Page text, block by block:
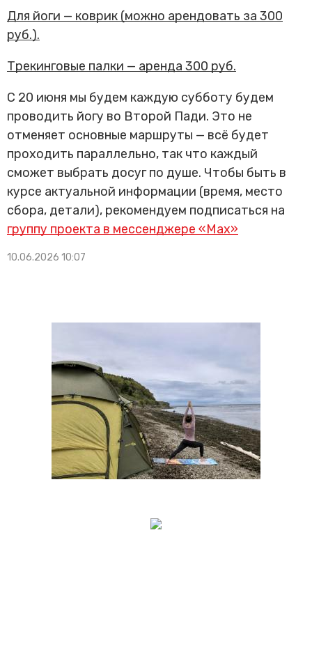
Для йоги — коврик (можно арендовать за 300
руб.).
Трекинговые палки — аренда 300 руб.
С 20 июня мы будем каждую субботу будем
проводить йогу во Второй Пади. Это не
отменяет основные маршруты — всё будет
проходить параллельно, так что каждый
сможет выбрать досуг по душе. Чтобы быть в
курсе актуальной информации (время, место
сбора, детали), рекомендуем подписаться на
группу проекта в мессенджере «Мах»
10.06.2026 10:07